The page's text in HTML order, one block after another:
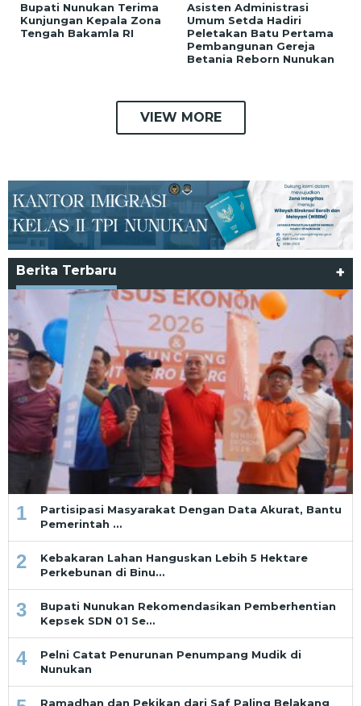
Bupati Nunukan Terima
Kunjungan Kepala Zona
Tengah Bakamla RI
Asisten Administrasi
Umum Setda Hadiri
Peletakan Batu Pertama
Pembangunan Gereja
Betania Reborn Nunukan
VIEW MORE
Berita Terbaru +
1
Partisipasi Masyarakat Dengan Data Akurat, Bantu
Pemerintah …
2
Kebakaran Lahan Hanguskan Lebih 5 Hektare
Perkebunan di Binu…
3
Bupati Nunukan Rekomendasikan Pemberhentian
Kepsek SDN 01 Se…
4
Pelni Catat Penurunan Penumpang Mudik di
Nunukan
Ramadhan dan Pekikan dari Saf Paling Belakang